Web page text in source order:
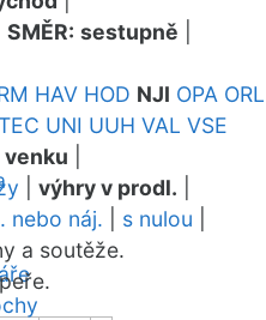
SMĚR: sestupně
HAV HOD NJI OPA ORL
UNI UUH VAL VSE
venku
výhry v prodl.
nebo náj. s nulou
a soutěže.